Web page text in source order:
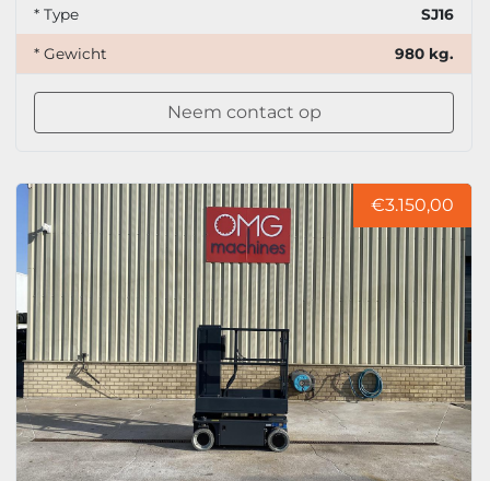
* Type SJ16
* Gewicht 980 kg.
Neem contact op
€3.150,00